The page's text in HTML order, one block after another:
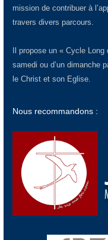
mission de contribuer à
travers divers parcours.
Il propose un « Cycle
samedi ou d’un dimanche
le Christ et son Eglise.
Nous recommandons :